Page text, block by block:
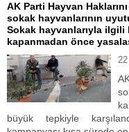
AK Parti Hayvan
sokak hayvanlarının
Sokak hayvanlarıyla
kapanmadan önce
büyük tepkiyle